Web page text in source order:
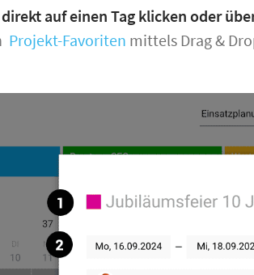
direkt auf einen Tag klicken oder
Projekt-Favoriten mittels Drag &